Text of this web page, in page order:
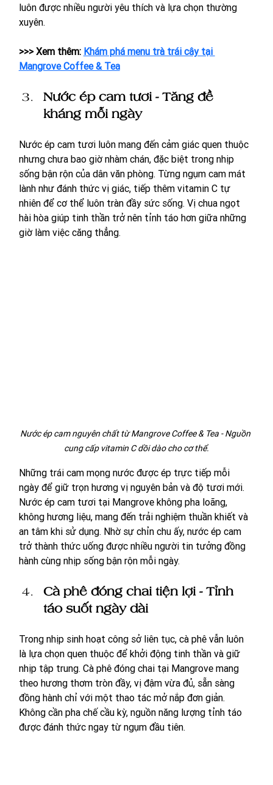
luôn được nhiều người yêu thích và lựa chọn thường
xuyên.
>>> Xem thêm: Khám phá menu trà trái cây tại
Mangrove Coffee & Tea
Nước ép cam tươi - Tăng đề
kháng mỗi ngày
Nước ép cam tươi luôn mang đến cảm giác quen thuộc
nhưng chưa bao giờ nhàm chán, đặc biệt trong nhịp
sống bận rộn của dân văn phòng. Từng ngụm cam mát
lành như đánh thức vị giác, tiếp thêm vitamin C tự
nhiên để cơ thể luôn tràn đầy sức sống. Vị chua ngọt
hài hòa giúp tinh thần trở nên tỉnh táo hơn giữa những
giờ làm việc căng thẳng.
Nước ép cam nguyên chất từ Mangrove Coffee & Tea - Nguồn
cung cấp vitamin C dồi dào cho cơ thể.
Những trái cam mọng nước được ép trực tiếp mỗi
ngày để giữ trọn hương vị nguyên bản và độ tươi mới.
Nước ép cam tươi tại Mangrove không pha loãng,
không hương liệu, mang đến trải nghiệm thuần khiết và
an tâm khi sử dụng. Nhờ sự chỉn chu ấy, nước ép cam
trở thành thức uống được nhiều người tin tưởng đồng
hành cùng nhịp sống bận rộn mỗi ngày.
Cà phê đóng chai tiện lợi - Tỉnh
táo suốt ngày dài
Trong nhịp sinh hoạt công sở liên tục, cà phê vẫn luôn
là lựa chọn quen thuộc để khởi động tinh thần và giữ
nhịp tập trung. Cà phê đóng chai tại Mangrove mang
theo hương thơm tròn đầy, vị đậm vừa đủ, sẵn sàng
đồng hành chỉ với một thao tác mở nắp đơn giản.
Không cần pha chế cầu kỳ, nguồn năng lượng tỉnh táo
được đánh thức ngay từ ngụm đầu tiên.